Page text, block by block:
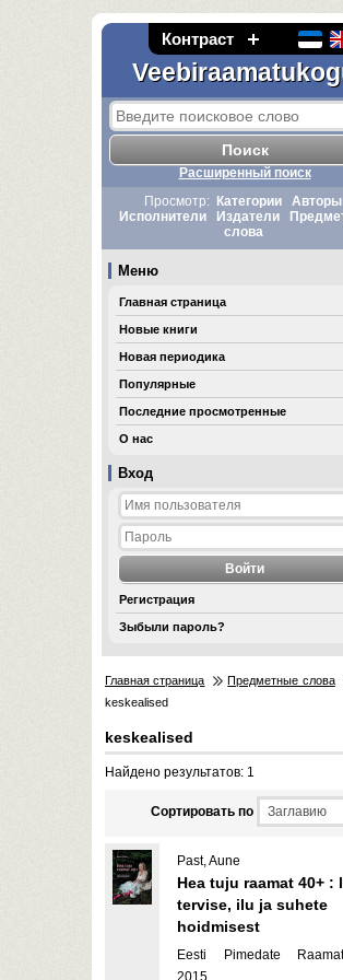
Контраст
Вход
Регистрация
Зыбыли пароль?
Расширенный поиск
Просмотр:
Категории
Авторы
Исполнители
Издатели
слова
Меню
Главная страница
Новые книги
Новая периодика
Популярные
Последние просмотренные
О нас
Главная страница Предметные слова
keskealised
keskealised
Найдено результатов: 1
Cортировать по
Past, Aune
Hea tuju raamat 40+ :
tervise, ilu ja suhete
hoidmisest
Eesti Pimedate
2015